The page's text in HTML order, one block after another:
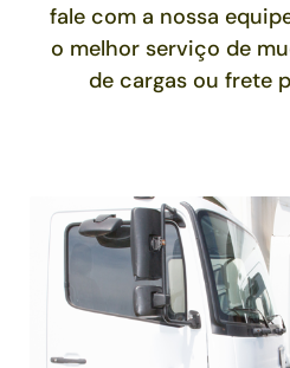
fale com a nossa
o melhor serviço de
de cargas ou frete